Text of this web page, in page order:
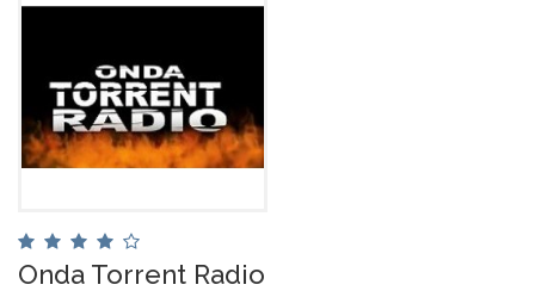
Onda Torrent Radio